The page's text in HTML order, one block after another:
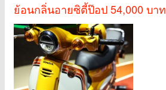
ย้อนกลิ่นอายซิตี้ป๊อป 54,000 บาท